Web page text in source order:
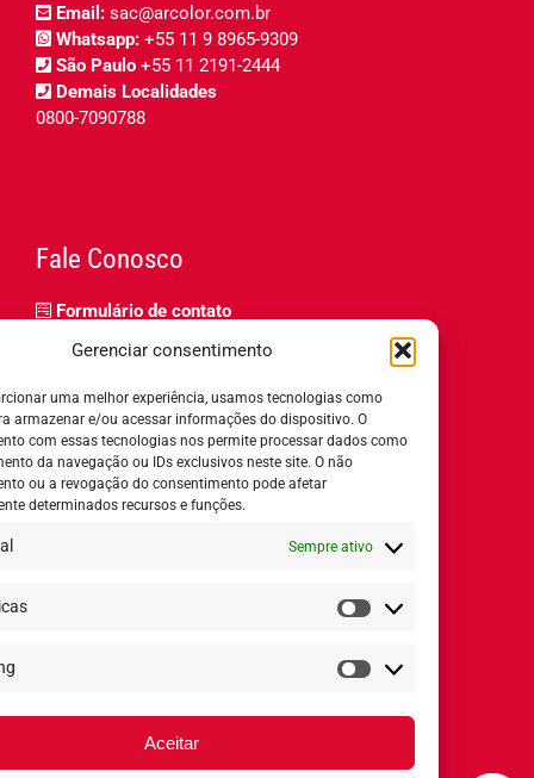
Gerenciar consentimento
uma melhor experiência, usamos tecnologias como
armazenar e/ou acessar informações do dispositivo. O
com essas tecnologias nos permite processar dados como
da navegação ou IDs exclusivos neste site. O não
ou a revogação do consentimento pode afetar
determinados recursos e funções.
Sempre ativo
Estatísticas
Marketing
Aceitar
Email: sac@arcolor.com.br
Whatsapp: +55 11 9 8965-9309
São Paulo +55 11 2191-2444
Demais Localidades
0800-7090788
Fale Conosco
Formulário de contato
Relatório de igualdade salarial
Horário de Atendimento:
8h ás 18h